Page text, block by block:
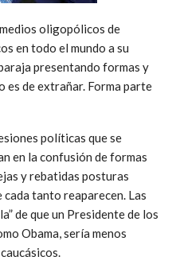
oligopólicos de
en todo el mundo a su
presentando formas y
es de extrañar. Forma parte
políticas que se
en la confusión de formas
y rebatidas posturas
tanto reaparecen. Las
de que un Presidente de los
Obama, sería menos